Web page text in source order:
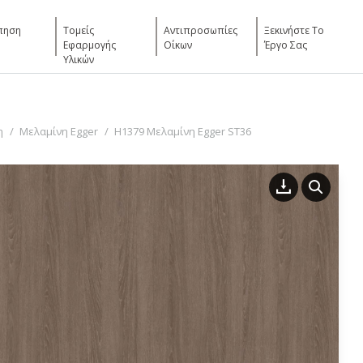
Τομείς
Εφαρμογής
Υλικών
Αντιπροσωπίες
Οίκων
Ξεκινήστε Το
Έργο Σας
Μελαμίνη Egger H1379 Μελαμίνη Egger ST36